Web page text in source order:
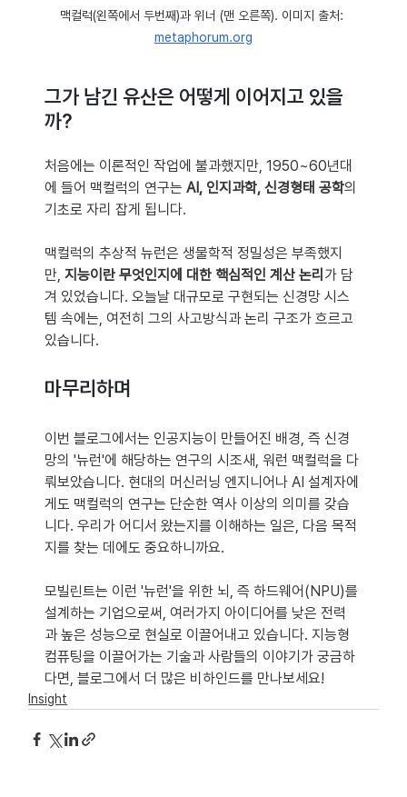
맥컬럭(왼쪽에서 두번째)과 위너 (맨 오른쪽). 이미지 출처:
metaphorum.org
그가 남긴 유산은 어떻게 이어지고 있을
까?
처음에는 이론적인 작업에 불과했지만, 1950~60년대
에 들어 맥컬럭의 연구는 AI, 인지과학, 신경형태 공학의
기초로 자리 잡게 됩니다.
맥컬럭의 추상적 뉴런은 생물학적 정밀성은 부족했지
만, 지능이란 무엇인지에 대한 핵심적인 계산 논리 가 담
겨 있었습니다. 오늘날 대규모로 구현되는 신경망 시스
템 속에는, 여전히 그의 사고방식과 논리 구조가 흐르고
있습니다.
마무리하며
이번 블로그에서는 인공지능이 만들어진 배경, 즉 신경
망의 '뉴런'에 해당하는 연구의 시조새, 워런 맥컬럭을 다
뤄보았습니다. 현대의 머신러닝 엔지니어나 AI 설계자에
게도 맥컬럭의 연구는 단순한 역사 이상의 의미를 갖습
니다. 우리가 어디서 왔는지를 이해하는 일은, 다음 목적
지를 찾는 데에도 중요하니까요.
모빌린트는 이런 '뉴런'을 위한 뇌, 즉 하드웨어(NPU)를
설계하는 기업으로써, 여러가지 아이디어를 낮은 전력
과 높은 성능으로 현실로 이끌어내고 있습니다. 지능형
컴퓨팅을 이끌어가는 기술과 사람들의 이야기가 궁금하
다면, 블로그에서 더 많은 비하인드를 만나보세요!
Insight